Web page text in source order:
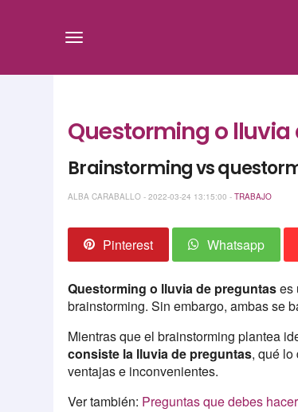
Questorming o lluvia
Brainstorming vs
ALBA CARABALLO - 2022-03-24 13:15:00 -TRABAJO
Pinterest Whatsapp
Questorming o lluvia de preguntases
brainstorming. Sin embargo, ambas se
Mientras que el brainstorming plantea
consiste la lluvia de preguntas, qué
ventajas e inconvenientes.
Ver también: Preguntas que debes